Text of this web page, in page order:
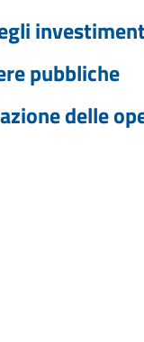
pubbliche
delle